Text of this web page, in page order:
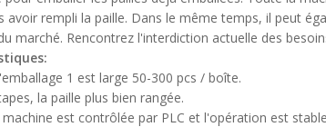
avoir rempli la paille. Dans le même temps, il peut
marché. Rencontrez l'interdiction actuelle des
1 est large 50-300 pcs / boîte.
la paille plus bien rangée.
est contrôlée par PLC et l'opération est